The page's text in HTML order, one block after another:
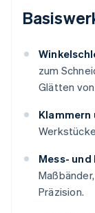
zum
Glätten
Mess-
Präzision.